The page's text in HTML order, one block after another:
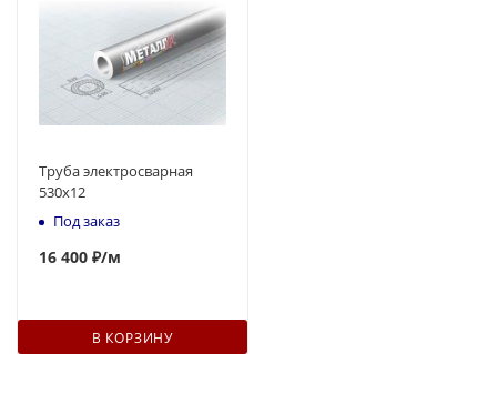
Труба электросварная
530x12
Под заказ
16 400 ₽/м
В КОРЗИНУ